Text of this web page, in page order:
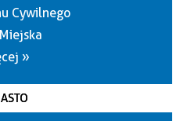
Cywilnego
»